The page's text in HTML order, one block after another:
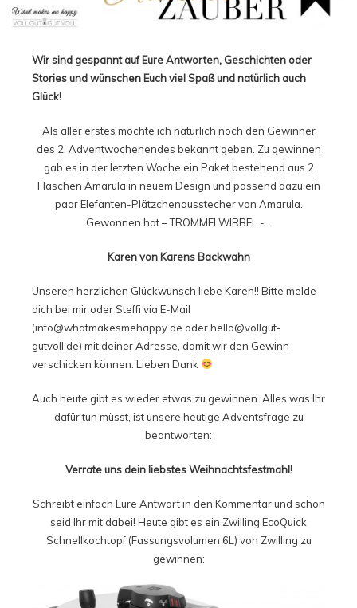
Wir sind gespannt auf Eure Antworten, Geschichten oder
Stories und wünschen Euch viel Spaß und natürlich auch
Glück!
Als aller erstes möchte ich natürlich noch den Gewinner
des 2. Adventwochenendes bekannt geben. Zu gewinnen
gab es in der letzten Woche ein Paket bestehend aus 2
Flaschen Amarula in neuem Design und passend dazu ein
paar Elefanten-Plätzchenausstecher von Amarula.
Gewonnen hat – TROMMELWIRBEL -…
Karen von Karens Backwahn
Unseren herzlichen Glückwunsch liebe Karen!! Bitte melde
dich bei mir oder Steffi via E-Mail
(info@whatmakesmehappy.de oder hello@vollgut-
gutvoll.de) mit deiner Adresse, damit wir den Gewinn
verschicken können. Lieben Dank
Auch heute gibt es wieder etwas zu gewinnen. Alles was Ihr
dafür tun müsst, ist unsere heutige Adventsfrage zu
beantworten:
Verrate uns dein liebstes Weihnachtsfestmahl!
Schreibt einfach Eure Antwort in den Kommentar und schon
seid Ihr mit dabei! Heute gibt es ein Zwilling EcoQuick
Schnellkochtopf (Fassungsvolumen 6L) von Zwilling zu
gewinnen: